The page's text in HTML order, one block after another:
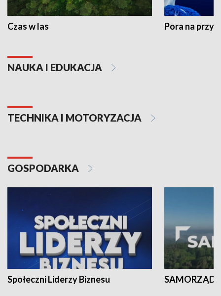
Czas w las Pora na
NAUKA I EDUKACJA
TECHNIKA I MOTORYZACJA
GOSPODARKA
Społeczni Liderzy Biznesu SAMORZĄD